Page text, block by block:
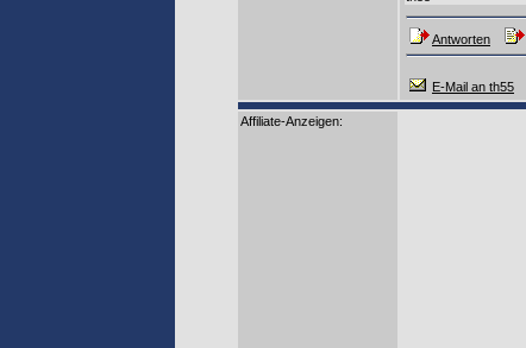
Antworten
E-Mail an th55
Affiliate-Anzeigen: